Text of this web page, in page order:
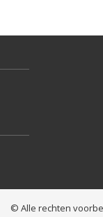
© Alle rechten